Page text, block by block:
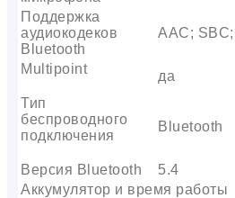
Поддержка
аудиокодеков
Bluetooth
AAC;
Multipoint
да
Тип
беспроводного
подключения
Bluetooth
Версия Bluetooth
5.4
Аккумулятор и время работы